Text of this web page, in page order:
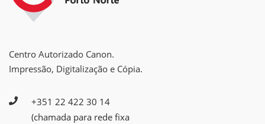
Centro Autorizado Canon.
Impressão, Digitalização e Cópia.
+351 22 422 30 14
(chamada para rede fixa